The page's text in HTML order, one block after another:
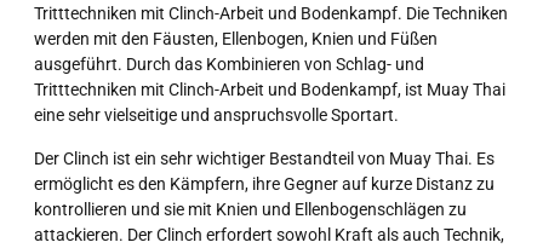
Tritttechniken mit Clinch-Arbeit und Bodenkampf. Die Techniken
werden mit den Fäusten, Ellenbogen, Knien und Füßen
ausgeführt. Durch das Kombinieren von Schlag- und
Tritttechniken mit Clinch-Arbeit und Bodenkampf, ist Muay Thai
eine sehr vielseitige und anspruchsvolle Sportart.
Der Clinch ist ein sehr wichtiger Bestandteil von Muay Thai. Es
ermöglicht es den Kämpfern, ihre Gegner auf kurze Distanz zu
kontrollieren und sie mit Knien und Ellenbogenschlägen zu
attackieren. Der Clinch erfordert sowohl Kraft als auch Technik,